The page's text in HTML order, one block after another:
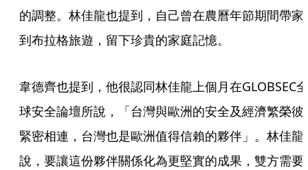
的調整。林佳龍也提到，自己曾在農曆年節期間帶家
到布拉格旅遊，留下珍貴的家庭記憶。
韋德齊也提到，他很認同林佳龍上個月在GLOBSEC全
球安全論壇所說，「台灣與歐洲的安全及經濟繁榮彼
緊密相連，台灣也是歐洲值得信賴的夥伴」。林佳龍
說，要讓這份夥伴關係化為更堅實的成果，雙方需要